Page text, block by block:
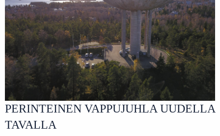
PERINTEINEN VAPPUJUHLA UUDELLA
TAVALLA